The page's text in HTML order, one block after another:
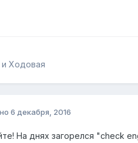
и Ходовая
6 декабря, 2016
На днях загорелся "check